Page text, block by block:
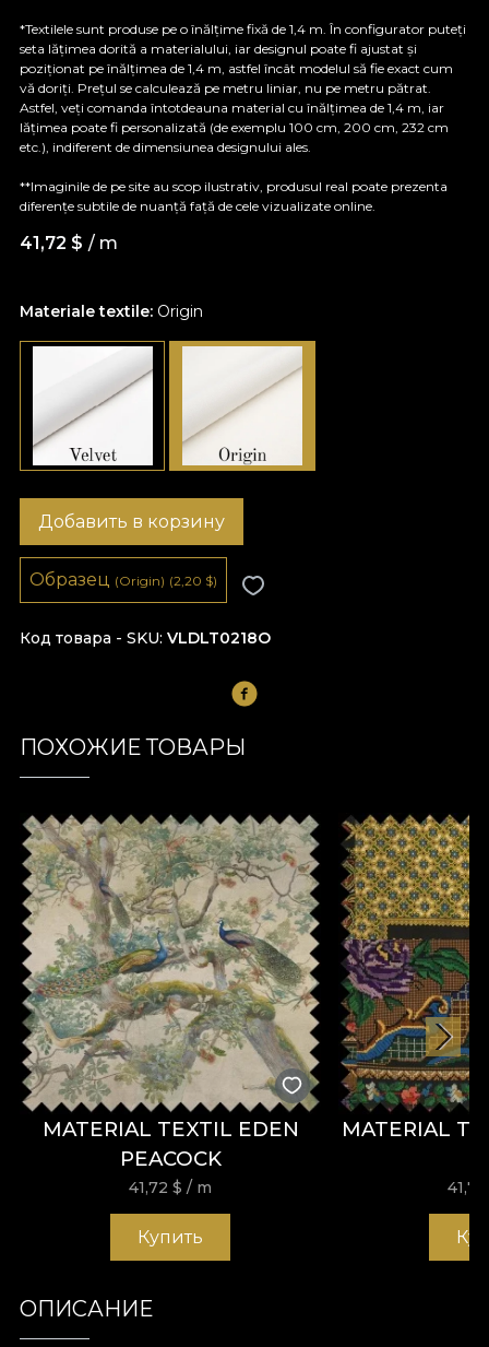
Materiale textile: Origin
*Textilele sunt produse pe o înălțime fixă de 1,4 m. În configurator puteți
seta lățimea dorită a materialului, iar designul poate fi ajustat și
poziționat pe înălțimea de 1,4 m, astfel încât modelul să fie exact cum
vă doriți. Prețul se calculează pe metru liniar, nu pe metru pătrat.
Astfel, veți comanda întotdeauna material cu înălțimea de 1,4 m, iar
lățimea poate fi personalizată (de exemplu 100 cm, 200 cm, 232 cm
etc.), indiferent de dimensiunea designului ales.
**Imaginile de pe site au scop ilustrativ, produsul real poate prezenta
diferențe subtile de nuanță față de cele vizualizate online.
41,72 $ / m
Код товара - SKU VLDLT0218O
Добавить в корзину
Образец (Origin) (2,20 $)
ПОХОЖИЕ ТОВАРЫ
MATERIAL TEXTIL EDEN
PEACOCK
41,72$ / m
Купить
MATERIAL
ОПИСАНИЕ